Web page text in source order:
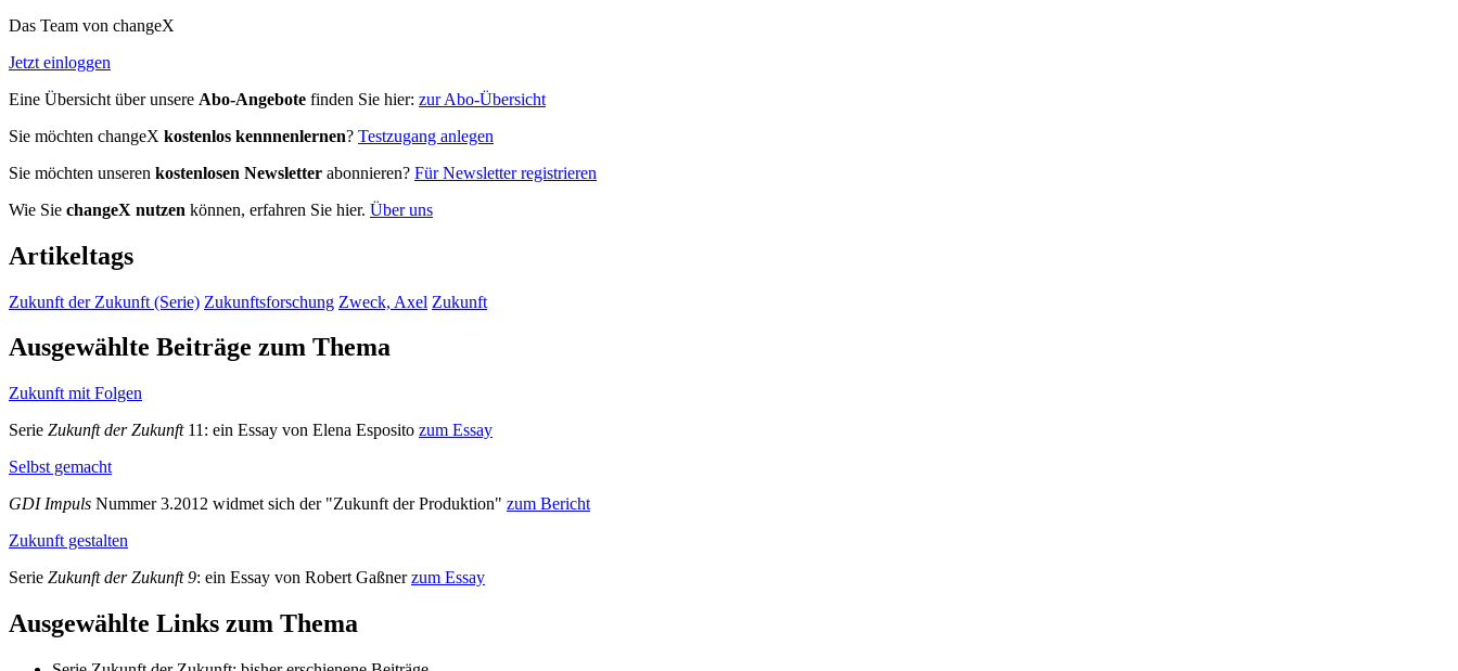
Das Team von changeX
Jetzt einloggen
Eine Übersicht über unsere Abo-Angebote finden Sie hier: zur Abo-Übersicht
Sie möchten changeX kostenlos kennnenlernen? Testzugang anlegen
Sie möchten unseren kostenlosen Newsletter abonnieren? Für Newsletter registrieren
Wie Sie changeX nutzen können, erfahren Sie hier. Über uns
Artikeltags
Zukunft der Zukunft (Serie) Zukunftsforschung Zweck, Axel Zukunft
Ausgewählte Beiträge zum Thema
Zukunft mit Folgen
Serie Zukunft der Zukunft11: ein Essay von Elena Esposito zum Essay
Selbst gemacht
GDI Impuls Nummer 3.2012 widmet sich der "Zukunft der Produktion" zum Bericht
Zukunft gestalten
Serie Zukunft der Zukunft 9: ein Essay von Robert Gaßnerzum Essay
Ausgewählte Links zum Thema